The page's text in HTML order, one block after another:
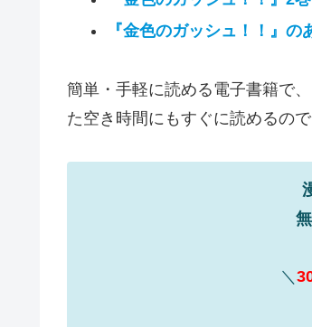
『金色のガッシュ！！』
簡単・手軽に読める電子書籍で
た空き時間にもすぐに読めるの
＼